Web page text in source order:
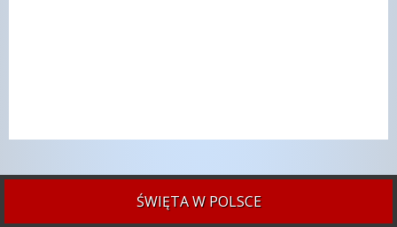
ŚWIĘTA W POLSCE